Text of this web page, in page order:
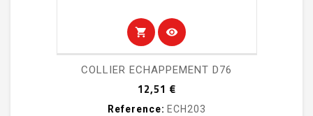
shopping_cart visibility
COLLIER ECHAPPEMENT D76
12,51 €Prix
Reference: ECH203